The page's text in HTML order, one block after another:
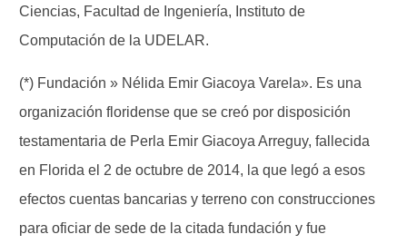
Ciencias, Facultad de Ingeniería, Instituto de
Computación de la UDELAR.
(*) Fundación » Nélida Emir Giacoya Varela». Es una
organización floridense que se creó por disposición
testamentaria de Perla Emir Giacoya Arreguy, fallecida
en Florida el 2 de octubre de 2014, la que legó a esos
efectos cuentas bancarias y terreno con construcciones
para oficiar de sede de la citada fundación y fue